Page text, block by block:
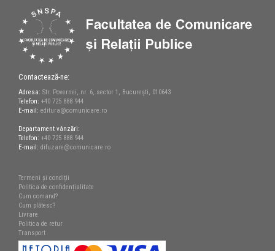
Contactează-ne:
Adresa: Str. Povernei, nr. 6, sector 1, București, 010643
Telefon: +40 725 888 944
E-mail: editura@comunicare.ro
Departament vânzări:
Telefon: +40 725 888 944
E-mail: difuzare@comunicare.ro
Termeni și condiții
Politica de confidențialitate
Cum comand?
Cum plătesc?
Livrare
Politica de retur
Transport